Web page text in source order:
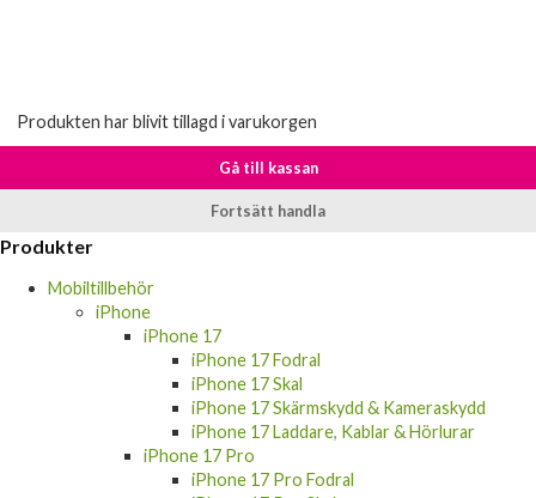
Gå till kassan
Fortsätt handla
iPhone
iPhone 17
iPhone 17 Fodral
iPhone 17 Skal
iPhone 17 Skärmskydd & Kameraskydd
iPhone 17 Laddare, Kablar & Hörlurar
iPhone 17 Pro
iPhone 17 Pro Fodral
iPhone 17 Pro Skal